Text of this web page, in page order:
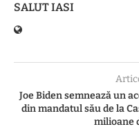
SALUT IASI
Joe Biden semnează un
din mandatul său de la
milioane